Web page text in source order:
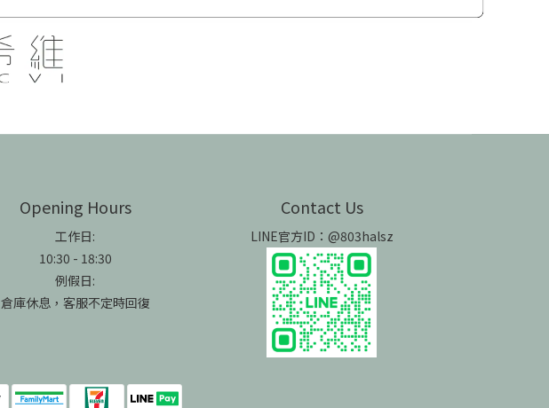
Opening Hours
工作日:
10:30 - 18:30
例假日:
倉庫休息，客服不定時回復
Contact Us
LINE官方ID：@803halsz